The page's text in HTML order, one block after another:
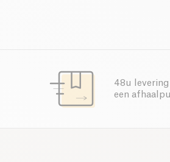
48u
een